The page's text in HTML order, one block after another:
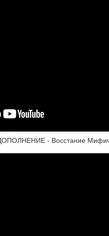
- Восстание